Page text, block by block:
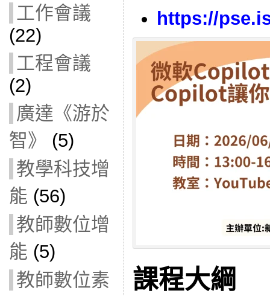
工作會議
(22)
工程會議
(2)
廣達《游於
智》
(5)
教學科技增
能 (56)
教師數位增
能 (5)
教師數位素
https://
課程大綱